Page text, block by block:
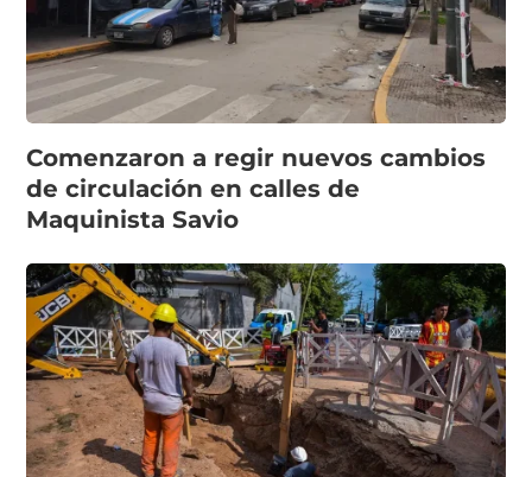
Comenzaron a regir nuevos cambios
de circulación en calles de
Maquinista Savio